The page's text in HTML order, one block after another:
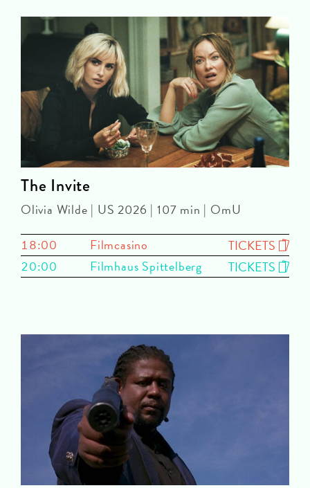
The Invite
Olivia Wilde | US 2026 | 107 min | OmU
18:00
Filmcasino
TICKETS
20:00
Filmhaus Spittelberg TICKETS